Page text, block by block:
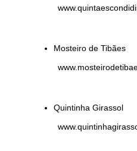
Mosteiro de Tibães
Quintinha Girassol